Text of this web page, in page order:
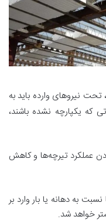
نیروهای وارده باید به
که یکپارچه نشده باشند،
عملکرد تیرچه‌ها و کاهش
به دهانه یا بار وارد بر
خواهد شد.